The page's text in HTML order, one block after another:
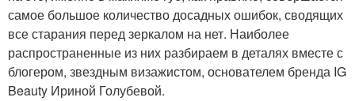
самое большое количество досадных ошибок, сводящих
все старания перед зеркалом на нет. Наиболее
распространенные из них разбираем в деталях вместе с
блогером, звездным визажистом, основателем бренда IG
Beauty Ириной Голубевой.